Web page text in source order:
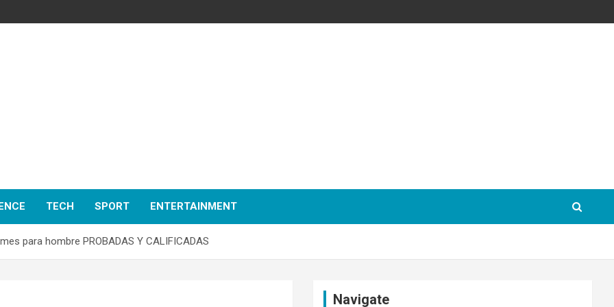
TECH SPORT ENTERTAINMENT
para hombre PROBADAS Y CALIFICADAS
Navigate